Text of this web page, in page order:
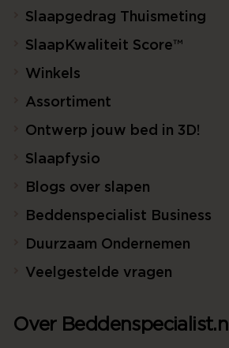
Slaapgedrag Thuismeting
SlaapKwaliteit Score™
Winkels
Assortiment
Ontwerp jouw bed in 3D!
Slaapfysio
Blogs over slapen
Beddenspecialist Business
Duurzaam Ondernemen
Veelgestelde vragen
Over Beddenspecialist.nl